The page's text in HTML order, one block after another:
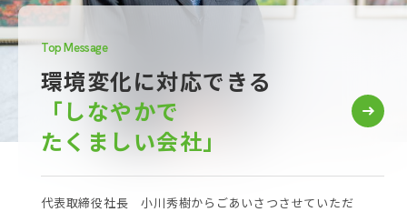
Top Message
環境変化に対応できる
「しなやかで
たくましい会社」
代表取締役社長 小川秀樹からごあいさつさせていただ